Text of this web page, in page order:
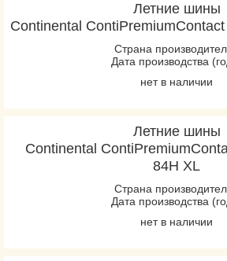
Летние шины
Continental
Страна
Дата производства
нет в наличии
Летние шины
Continental
84H XL
Страна
Дата производства
нет в наличии